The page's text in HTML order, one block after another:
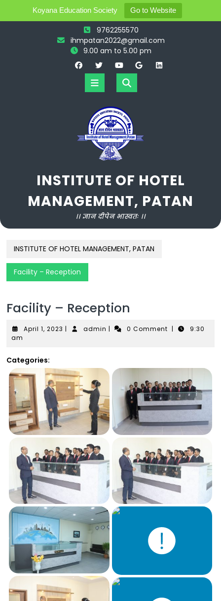
Koyana Education Society Go to Website
9762255570
ihmpatan2022@gmail.com
9.00 am to 5.00 pm
Open
Button
INSTITUTE OF HOTEL
MANAGEMENT, PATAN
।। ज्ञान दीपेन भास्वतः ।।
INSTITUTE OF HOTEL MANAGEMENT, PATAN
Facility – Reception
Facility – Reception
April 1, 2023 April
| admin admin
| 0 Comment |
9:30
am
Categories: